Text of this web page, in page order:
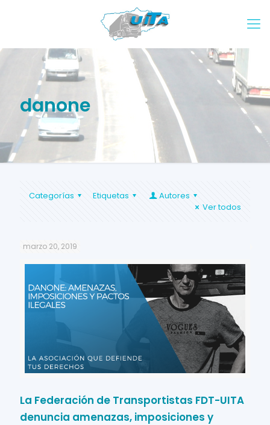
danone
Categorías Etiquetas
Autores
Ver todos
marzo 20, 2019
La Federación de Transportistas FDT-UITA
denuncia amenazas, imposiciones y